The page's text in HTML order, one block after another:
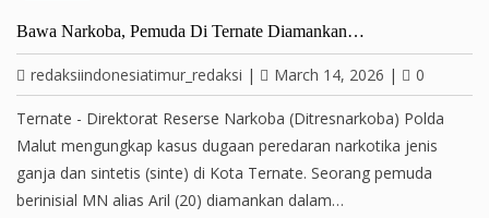
Bawa Narkoba, Pemuda Di Ternate Diamankan…
redaksiindonesiatimur_redaksi | March 14, 2026 | 0
Ternate - Direktorat Reserse Narkoba (Ditresnarkoba) Polda
Malut mengungkap kasus dugaan peredaran narkotika jenis
ganja dan sintetis (sinte) di Kota Ternate. Seorang pemuda
berinisial MN alias Aril (20) diamankan dalam…